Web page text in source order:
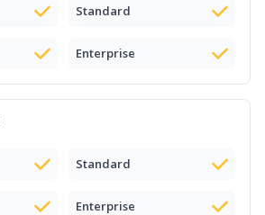
Standard
Enterprise
Standard
Enterprise